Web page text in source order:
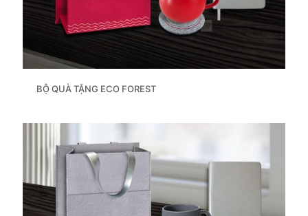
BỘ QUÀ TẶNG ECO FOREST